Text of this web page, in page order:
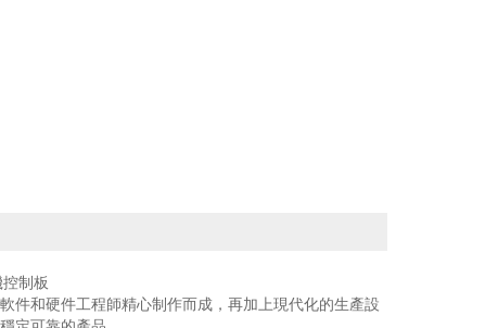
制板
件和硬件工程師精心制作而成，再加上現代化的生產設